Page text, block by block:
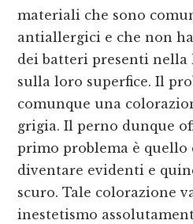
materiali che sono
antiallergici e che non
dei batteri presenti nella
sulla loro superfice. Il
comunque una
grigia. Il perno dunque
primo problema è quello
diventare evidenti e
scuro. Tale colorazione
inestetismo